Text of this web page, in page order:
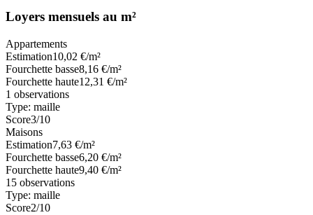
Loyers mensuels au m²
Appartements
Estimation10,02 €/m²
Fourchette basse8,16 €/m²
Fourchette haute12,31 €/m²
1 observations
Type: maille
Score3/10
Maisons
Estimation7,63 €/m²
Fourchette basse6,20 €/m²
Fourchette haute9,40 €/m²
15 observations
Type: maille
Score2/10